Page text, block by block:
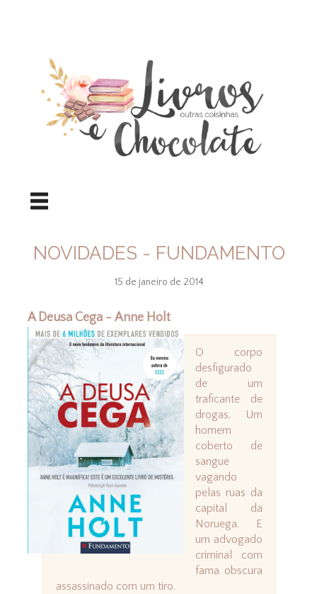
NOVIDADES - FUNDAMENTO
15 de janeiro de 2014
A Deusa Cega - Anne Holt
O corpo
desfigurado
de um
traficante de
drogas. Um
homem
coberto de
sangue
vagando
pelas ruas da
capital da
Noruega. E
um advogado
criminal com
fama obscura
assassinado com um tiro.